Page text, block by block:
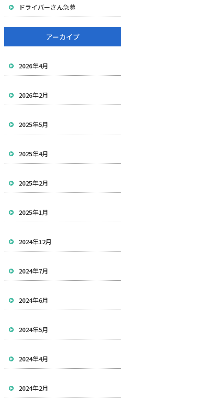
ドライバーさん急募
アーカイブ
2026年4月
2026年2月
2025年5月
2025年4月
2025年2月
2025年1月
2024年12月
2024年7月
2024年6月
2024年5月
2024年4月
2024年2月